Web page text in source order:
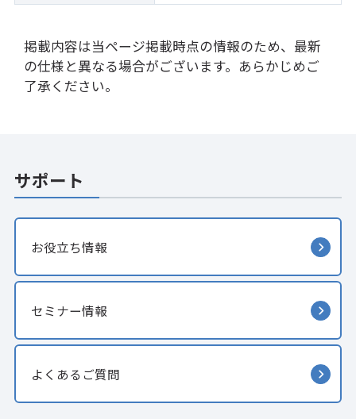
掲載内容は当ページ掲載時点の情報のため、最新
の仕様と異なる場合がございます。あらかじめご
了承ください。
サポート
お役立ち情報
セミナー情報
よくあるご質問